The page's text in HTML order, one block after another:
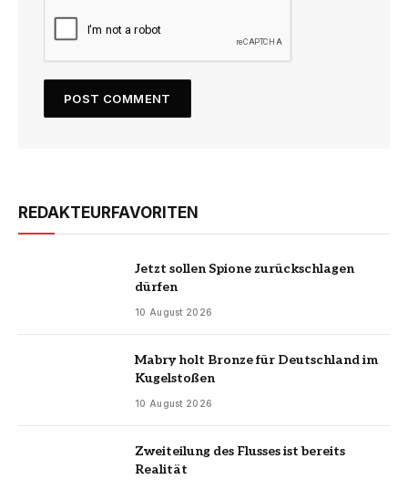
REDAKTEURFAVORITEN
Jetzt sollen Spione zurückschlagen
dürfen
10 August 2026
Mabry holt Bronze für Deutschland im
Kugelstoßen
10 August 2026
Zweiteilung des Flusses ist bereits
Realität